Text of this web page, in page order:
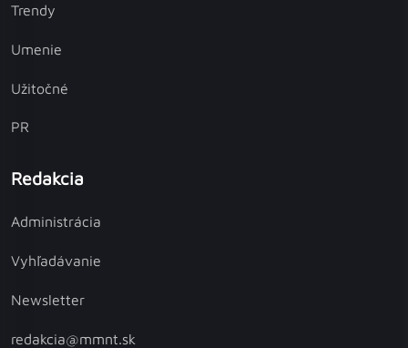
Trendy
Umenie
Užitočné
PR
Redakcia
Administrácia
Vyhľadávanie
Newsletter
redakcia@mmnt.sk